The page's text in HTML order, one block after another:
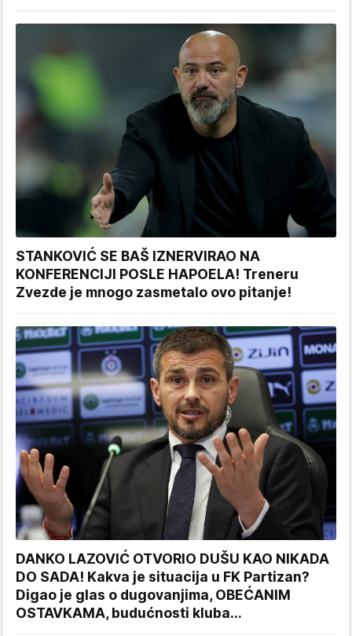
STANKOVIĆ SE BAŠ IZNERVIRAO NA
KONFERENCIJI POSLE HAPOELA! Treneru
Zvezde je mnogo zasmetalo ovo pitanje!
DANKO LAZOVIĆ OTVORIO DUŠU KAO NIKADA
DO SADA! Kakva je situacija u FK Partizan?
Digao je glas o dugovanjima, OBEĆANIM
OSTAVKAMA, budućnosti kluba...